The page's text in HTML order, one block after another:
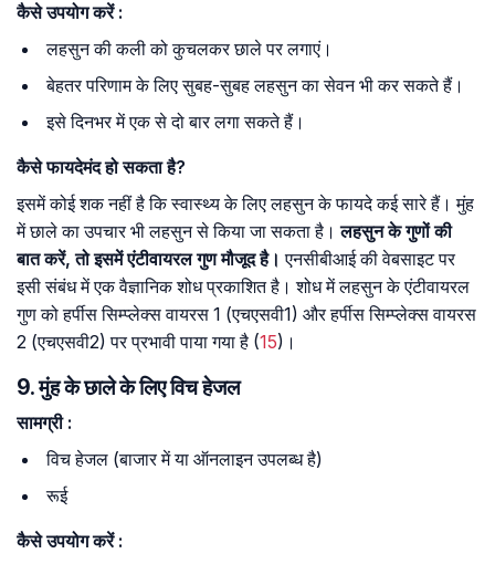
कैसे उपयोग करें:
लहसुन की कली को कुचलकर छाले पर लगाएं।
बेहतर परिणाम के लिए सुबह-सुबह लहसुन का सेवन भी कर सकते हैं।
इसे दिनभर में एक से दो बार लगा सकते हैं।
कैसे फायदेमंद हो सकता है?
इसमें कोई शक नहीं है कि स्वास्थ्य के लिए लहसुन के फायदे कई सारे हैं। मुंह
में छाले का उपचार भी लहसुन से किया जा सकता है।लहसुन के गुणों की
बात करें, तो इसमें एंटीवायरल गुण मौजूद है। एनसीबीआई की वेबसाइट पर
इसी संबंध में एक वैज्ञानिक शोध प्रकाशित है। शोध में लहसुन के एंटीवायरल
गुण को हर्पीस सिम्प्लेक्स वायरस 1 (एचएसवी1) और हर्पीस सिम्प्लेक्स वायरस
2 (एचएसवी2) पर प्रभावी पाया गया है (15)।
9. मुंह के छाले के लिए विच हेजल
सामग्री:
विच हेजल (बाजार में या ऑनलाइन उपलब्ध है)
रूई
कैसे उपयोग करें: